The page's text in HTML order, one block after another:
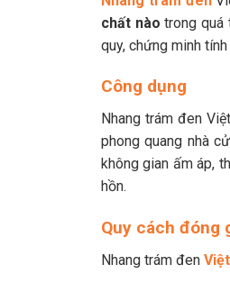
chất nào trong quá
quy, chứng minh
Công dụng
Nhang trám đen
phong quang nhà
không gian ấm áp,
hồn.
Quy cách đóng
Nhang trám đen